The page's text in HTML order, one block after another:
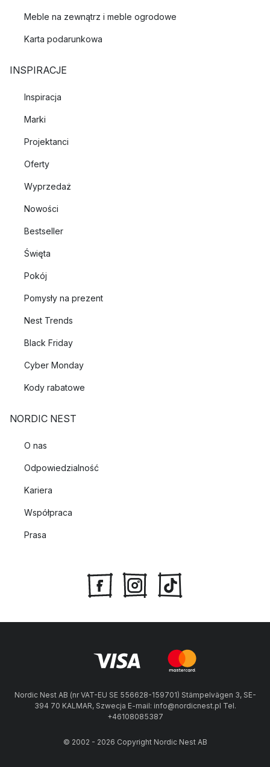
Meble na zewnątrz i meble ogrodowe
Karta podarunkowa
INSPIRACJE
Inspiracja
Marki
Projektanci
Oferty
Wyprzedaż
Nowości
Bestseller
Święta
Pokój
Pomysły na prezent
Nest Trends
Black Friday
Cyber Monday
Kody rabatowe
NORDIC NEST
O nas
Odpowiedzialność
Kariera
Współpraca
Prasa
Nordic Nest AB (nr VAT-EU SE 556628-159701) Stämpelvägen 3, SE-
394 70 KALMAR, Szwecja E-mail: info@nordicnest.pl Tel.
+46108085387
© 2002 - 2026 Copyright Nordic Nest AB